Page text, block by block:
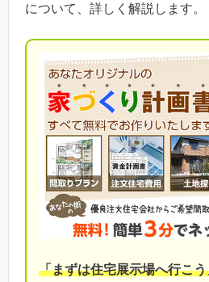
について、詳しく解説します。
「まずは住宅展示場へ行こ